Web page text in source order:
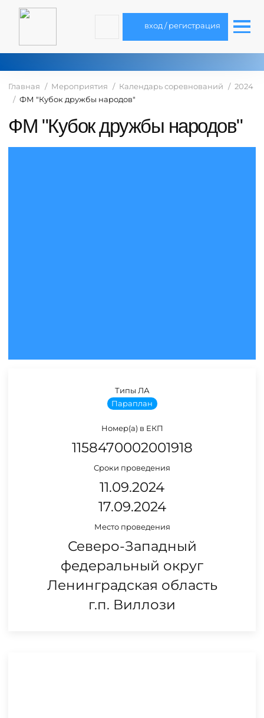
вход / регистрация
Главная Мероприятия Календарь соревнований
2024
ФМ "Кубок дружбы народов"
ФМ "Кубок дружбы народов"
Типы ЛА
Параплан
Номер(а) в ЕКП
1158470002001918
Сроки проведения
11.09.2024
17.09.2024
Место проведения
Северо-Западный
федеральный округ
Ленинградская область
г.п. Виллози